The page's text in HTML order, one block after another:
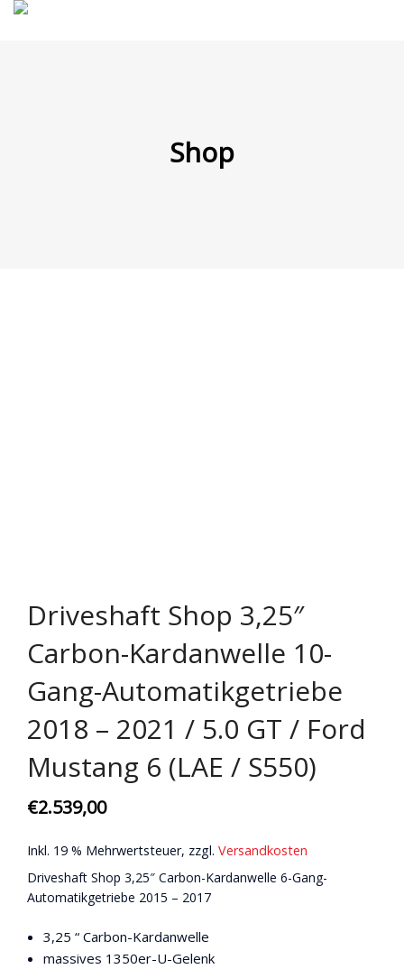
Shop
Driveshaft Shop 3,25″
Carbon-Kardanwelle 10-
Gang-Automatikgetriebe
2018 – 2021 / 5.0 GT / Ford
Mustang 6 (LAE / S550)
€2.539,00
Inkl. 19 % Mehrwertsteuer, zzgl. Versandkosten
Driveshaft Shop 3,25″ Carbon-Kardanwelle 6-Gang-
Automatikgetriebe 2015 – 2017
3,25 “ Carbon-Kardanwelle
massives 1350er-U-Gelenk